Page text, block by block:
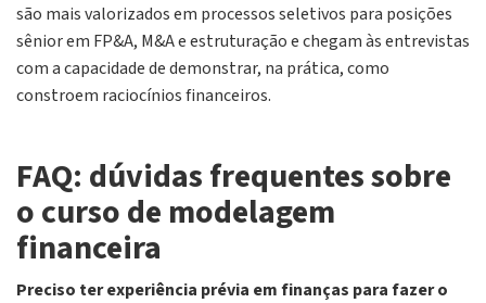
são mais valorizados em processos seletivos para posições
sênior em FP&A, M&A e estruturação e chegam às entrevistas
com a capacidade de demonstrar, na prática, como
constroem raciocínios financeiros.
FAQ: dúvidas frequentes sobre
o curso de modelagem
financeira
Preciso ter experiência prévia em finanças para fazer o